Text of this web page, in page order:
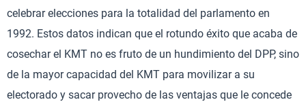
celebrar elecciones para la totalidad del parlamento en
1992. Estos datos indican que el rotundo éxito que acaba de
cosechar el KMT no es fruto de un hundimiento del DPP, sino
de la mayor capacidad del KMT para movilizar a su
electorado y sacar provecho de las ventajas que le concede